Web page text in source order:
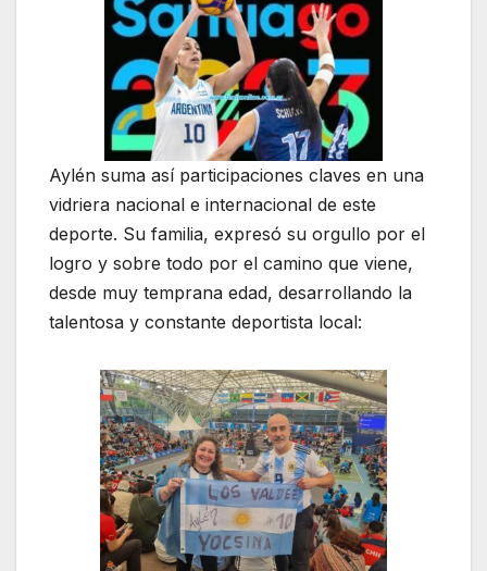
Aylén suma así participaciones claves en una
vidriera nacional e internacional de este
deporte. Su familia, expresó su orgullo por el
logro y sobre todo por el camino que viene,
desde muy temprana edad, desarrollando la
talentosa y constante deportista local: